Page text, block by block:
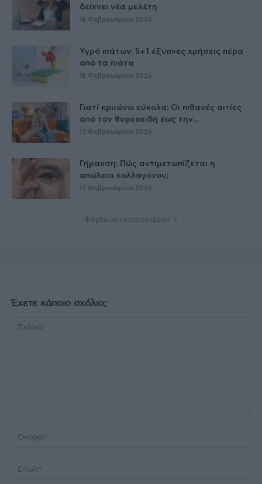
δείχνει νέα μελέτη
18 Φεβρουαρίου 2026
Υγρό πιάτων: 5+1 έξυπνες χρήσεις πέρα
από τα πιάτα
18 Φεβρουαρίου 2026
Γιατί κρυώνω εύκολα; Οι πιθανές αιτίες
από τον θυρεοειδή έως την...
17 Φεβρουαρίου 2026
Γήρανση: Πώς αντιμετωπίζεται η
απώλεια κολλαγόνου;
17 Φεβρουαρίου 2026
Φόρτωση περισσοτέρων
Έχετε κάποιο σχόλιο;